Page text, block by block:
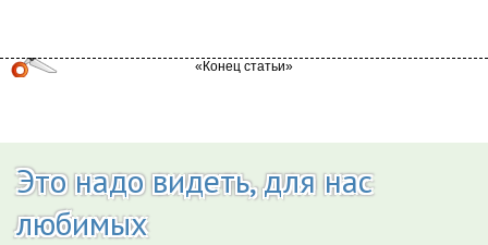
Это надо видеть, для нас
любимых